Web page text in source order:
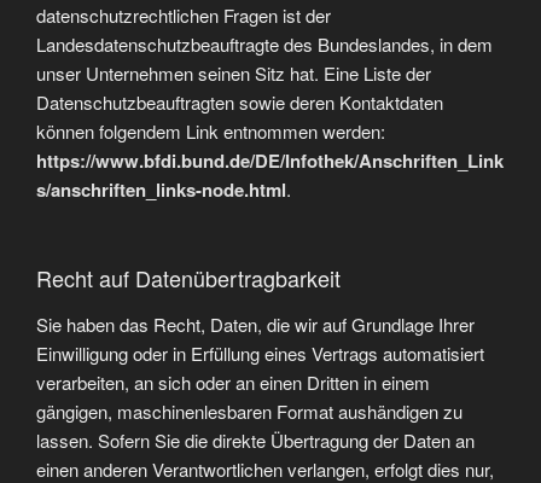
datenschutzrechtlichen Fragen ist der
Landesdatenschutzbeauftragte des Bundeslandes, in dem
unser Unternehmen seinen Sitz hat. Eine Liste der
Datenschutzbeauftragten sowie deren Kontaktdaten
können folgendem Link entnommen werden:
https://www.bfdi.bund.de/DE/Infothek/Anschriften_Link
s/anschriften_links-node.html.
Recht auf Datenübertragbarkeit
Sie haben das Recht, Daten, die wir auf Grundlage Ihrer
Einwilligung oder in Erfüllung eines Vertrags automatisiert
verarbeiten, an sich oder an einen Dritten in einem
gängigen, maschinenlesbaren Format aushändigen zu
lassen. Sofern Sie die direkte Übertragung der Daten an
einen anderen Verantwortlichen verlangen, erfolgt dies nur,